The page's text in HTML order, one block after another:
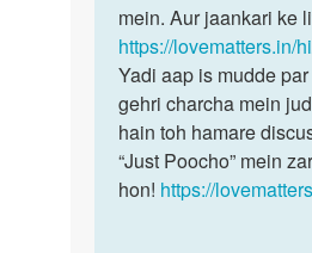
by
raj
mein. Aur jaankari ke
https://lovematters.in/
Yadi aap is mudde
gehri charcha mein
hain toh hamare
“Just Poocho” mein
hon! https://